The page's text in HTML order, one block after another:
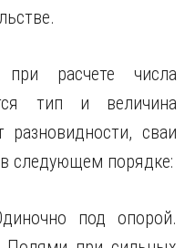
расчете числа
тип и величина
разновидности, сваи
следующем порядке:
под опорой.